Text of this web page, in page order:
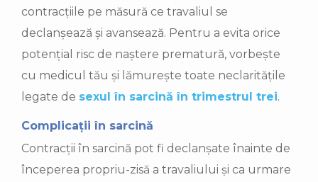
contracțiile pe măsură ce travaliul se
declanșează și avansează. Pentru a evita orice
potențial risc de naștere prematură, vorbește
cu medicul tău și lămurește toate neclaritățile
legate de sexul în sarcină în trimestrul trei.
Complicații în sarcină
Contracții în sarcină pot fi declanșate înainte de
începerea propriu-zisă a travaliului și ca urmare